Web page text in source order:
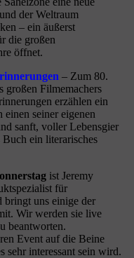
der Weltraum
– ein äußerst
die großen
öffnet.
– Zum 80.
großen Filmemachers
erzählen ein
seiner eigenen
sanft, voller Lebensgier
Buch ein literarisches
ist Jeremy
für
bringt uns einige der
Wir werden sie live
beantworten.
Event auf die Beine
sehr interessant sein wird.